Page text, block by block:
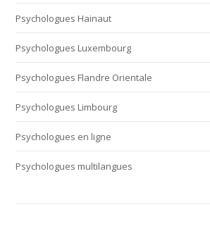
Psychologues Hainaut
Psychologues Luxembourg
Psychologues Flandre Orientale
Psychologues Limbourg
Psychologues en ligne
Psychologues multilangues